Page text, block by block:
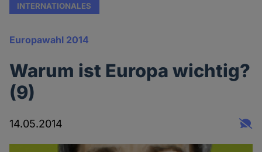
INTERNATIONALES
Europawahl 2014
Warum ist Europa wichtig?
(9)
14.05.2014